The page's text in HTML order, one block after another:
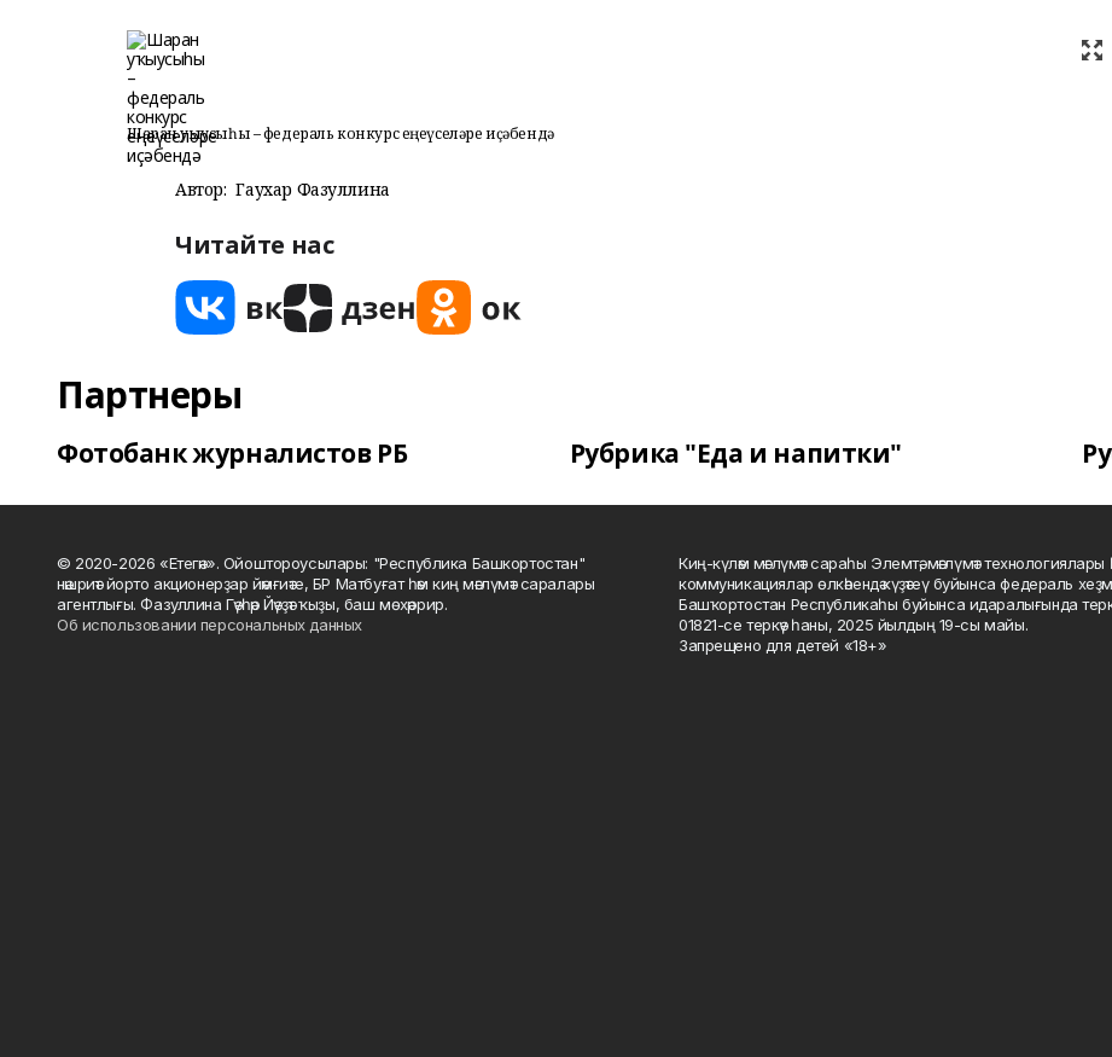
Шаран уҡыусыһы – федераль конкурс еңеүселәре иҫәбендә
Автор: Гаухар Фазуллина
Читайте нас
Партнеры
Фотобанк журналистов РБ Рубрика "Еда и напитки"
© 2020-2026 «Етегән». Ойоштороусылары: "Республика Башкортостан"
нәшриәт йорто акционерҙар йәмғиәте, БР Матбуғат һәм киң мәғлүмәт саралары
агентлығы. Фазуллина Гәүһәр Йәүҙәт ҡыҙы, баш мөхәррир.
Об использовании персональных данных
Киң-күләм мәғлүмәт сараһы Элемтә, мәғлүмәт технологиялары
коммуникациялар өлкәһендә күҙәтеү буйынса федераль
Башҡортостан Республикаһы буйынса идаралығында
01821-се теркәү һаны, 2025 йылдың 19-сы майы.
Запрещено для детей «18+»